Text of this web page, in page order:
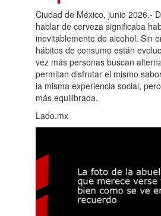
Ciudad de México, junio 2026.-
hablar de cerveza significaba
inevitablemente de alcohol. Sin
hábitos de consumo están
vez más personas buscan
permitan disfrutar el mismo
la misma experiencia social,
más equilibrada.
Lado.mx